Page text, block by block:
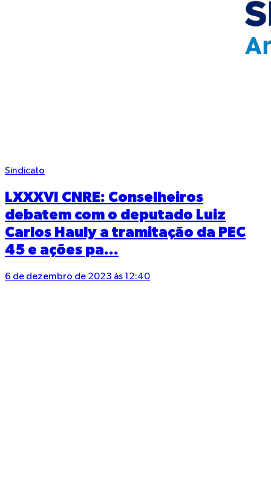
Sindicato
LXXXVI CNRE: Conselheiros
debatem com o deputado Luiz
Carlos Hauly a tramitação da PEC
45 e ações pa...
6 de dezembro de 2023 às 12:40